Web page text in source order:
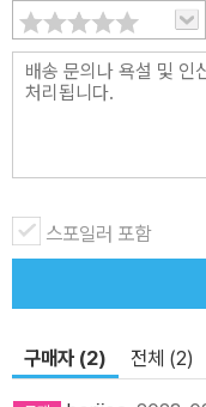
스포일러 포함
구매자 (2) 전체 (2)